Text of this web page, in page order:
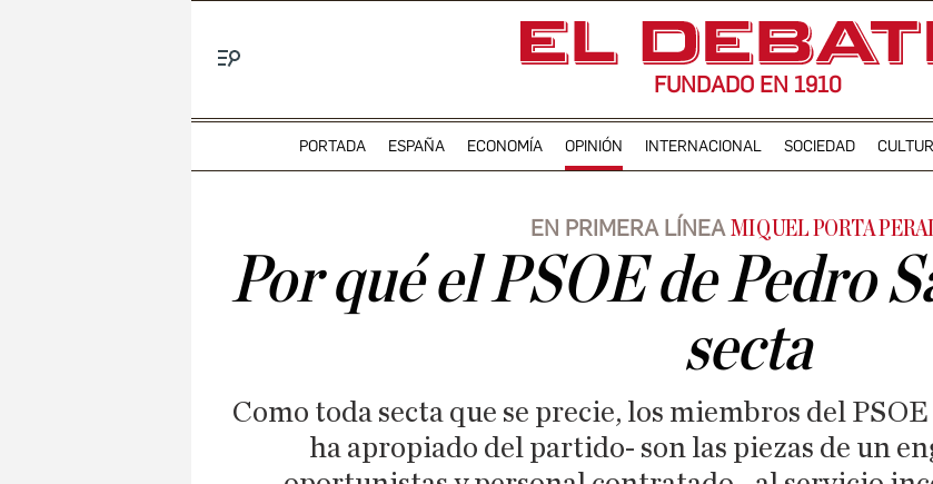
FUNDADO EN 1910
PORTADA ESPAÑA ECONOMÍA OPINIÓN INTERNACIONAL SOCIEDAD
EN PRIMERA LÍNEA MIQUEL PORTA
Por qué el PSOE de Pedro
secta
Como toda secta que se precie, los miembros del
ha apropiado del partido- son las piezas de un